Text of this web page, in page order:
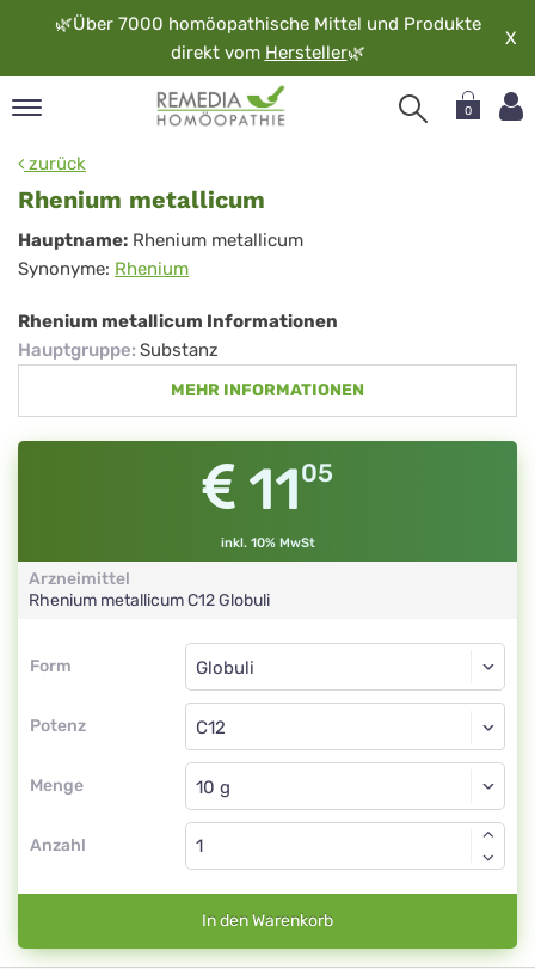
🌿Über 7000 homöopathische Mittel und Produkte
direkt vom Hersteller🌿
X
0
zurück
Rhenium metallicum
Rhenium
metallicum
Hauptname: Rhenium metallicum
Synonyme: Rhenium
Rhenium metallicum Informationen
Hauptgruppe: Substanz
MEHR INFORMATIONEN
1105
inkl. 10% MwSt
Arzneimittel
Rhenium metallicumC12Globuli
Form
Form
Potenz
Globuli
C12
Menge
Globuli
Anzahl
In den Warenkorb